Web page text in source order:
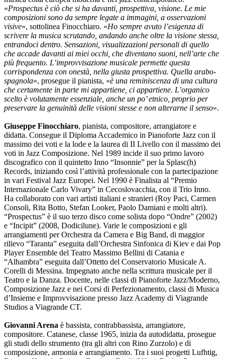
«Prospectus è ciò che si ha davanti, prospettiva, visione. Le mie
composizioni sono da sempre legate a immagini, a osservazioni
visive», sottolinea Finocchiaro. «Ho sempre avuto l’esigenza di
scrivere la musica scrutando, andando anche oltre la visione stessa,
entrandoci dentro. Sensazioni, visualizzazioni personali di quello
che accade davanti ai miei occhi, che diventano suoni, nell’arte che
più frequento. L’improvvisazione musicale permette questa
corrispondenza con onestà, nella giusta prospettiva. Quella arabo-
spagnola», prosegue il pianista, «è una reminiscenza di una cultura
che certamente in parte mi appartiene, ci appartiene. L’organico
scelto è volutamente essenziale, anche un po’ etnico, proprio per
preservare la genuinità delle visioni stesse e non alterarne il senso».
Giuseppe Finocchiaro, pianista, compositore, arrangiatore e
didatta. Consegue il Diploma Accademico in Pianoforte Jazz con il
massimo dei voti e la lode e la laurea di II Livello con il massimo dei
voti in Jazz Composizione. Nel 1989 incide il suo primo lavoro
discografico con il quintetto Inno “Insonnie” per la Splasc(h)
Records, iniziando così l’attività professionale con la partecipazione
in vari Festival Jazz Europei. Nel 1990 è Finalista al “Premio
Internazionale Carlo Vivary” in Cecoslovacchia, con il Trio Inno.
Ha collaborato con vari artisti italiani e stranieri (Roy Paci, Carmen
Consoli, Rita Botto, Stefan Looker, Paolo Damiani e molti altri).
“Prospectus” è il suo terzo disco come solista dopo “Ondre” (2002)
e “Incipit” (2008, Dodicilune). Varie le composizioni e gli
arrangiamenti per Orchestra da Camera e Big Band, di maggior
rilievo “Taranta” eseguita dall’Orchestra Sinfonica di Kiev e dai Pop
Player Ensemble del Teatro Massimo Bellini di Catania e
“Alhambra” eseguita dall’Ottetto del Conservatorio Musicale A.
Corelli di Messina. Impegnato anche nella scrittura musicale per il
Teatro e la Danza. Docente, nelle classi di Pianoforte Jazz/Moderno,
Composizione Jazz e nei Corsi di Perfezionamento, classi di Musica
d’Insieme e Improvvisazione presso Jazz Academy di Viagrande
Studios a Viagrande CT.
Giovanni Arena è bassista, contrabbassista, arrangiatore,
compositore. Catanese, classe 1965, inizia da autodidatta, prosegue
gli studi dello strumento (tra gli altri con Rino Zurzolo) e di
composizione, armonia e arrangiamento. Tra i suoi progetti Lufhtig,